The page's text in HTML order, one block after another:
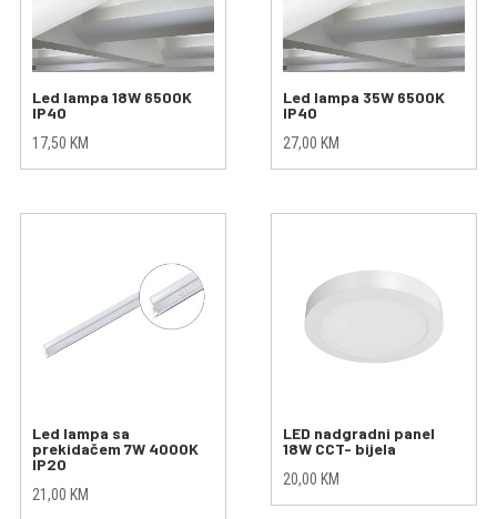
Led lampa 18W 6500K
IP40
17,50 KM
Led lampa 35W 6500K
IP40
27,00 KM
Led lampa sa
prekidačem 7W 4000K
IP20
21,00 KM
LED nadgradni panel
18W CCT- bijela
20,00 KM